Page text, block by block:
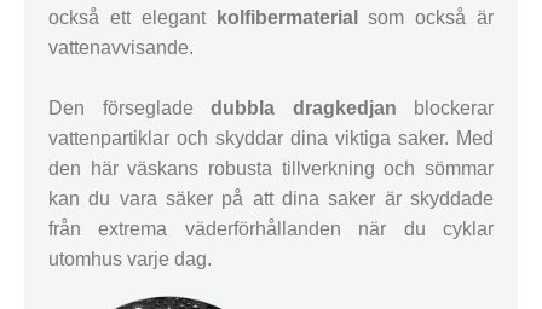
också ett elegant
kolfibermaterial
som också är
vattenavvisande.
Den förseglade dubbla dragkedjan
blockerar
vattenpartiklar och skyddar dina viktiga saker. Med
den här väskans robusta tillverkning och sömmar
kan du vara säker på att dina saker är skyddade
från extrema väderförhållanden när du cyklar
utomhus varje dag.